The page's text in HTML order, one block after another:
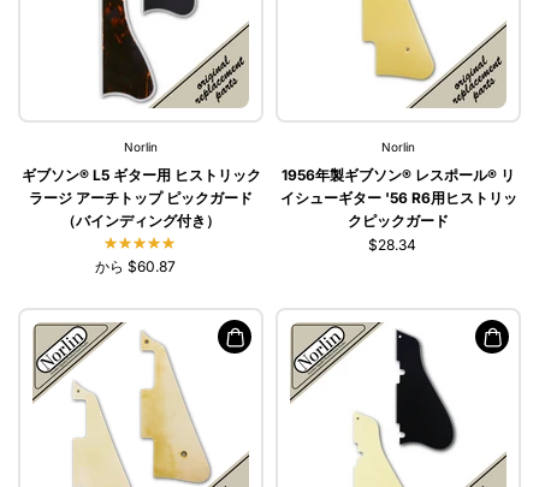
Norlin
ギブソン® L5 ギター用 ヒストリック
ラージ アーチトップ ピックガード
（バインディング付き）
から $60.87
Norlin
1956年製ギブソン® レスポール® リ
イシューギター '56 R6用ヒストリッ
クピックガード
$28.34